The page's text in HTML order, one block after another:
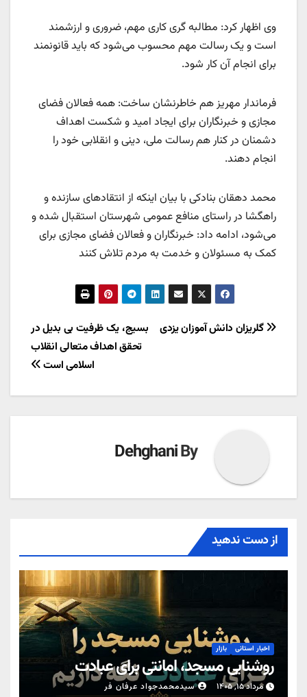
وی اظهار کرد: مطالبه گری کاری مهم، ضروری و ارزشمند
است و یک رسالت مهم محسوب می‌شود که باید قانونمند
برای انجام آن کار شود.
فرماندار مهریز هم خاطرنشان ساخت: همه فعالان فضای
مجازی و خبرنگاران برای ایجاد امید و شکست اهداف
دشمنان در کنار هم رسالت ملی، دینی و انقلابی خود را
انجام دهند.
محمد دهقان بنادکی با بیان اینکه از انتقاد‌های سازنده و
راهگشا در راستای منافع عمومی شهرستان استقبال شده و
می‌شود، ادامه داد: خبرنگاران و فعالان فضای مجازی برای
کمک به مسئولان و خدمت به مردم تلاش کنند
راهبری
بسیج، یک ظرفیت بی بدیل در
تحقق اهداف متعالی انقلاب
اسلامی است
گلریزان دانش آموزان یزدی
By
Dehghani
از دست ندهید
اخبار استانی بازار
روشنایی مسجد، امانتی برای عبادت
مرداد ۱۵, ۱۴۰۵ سیدمحمدجواد عرفان فر